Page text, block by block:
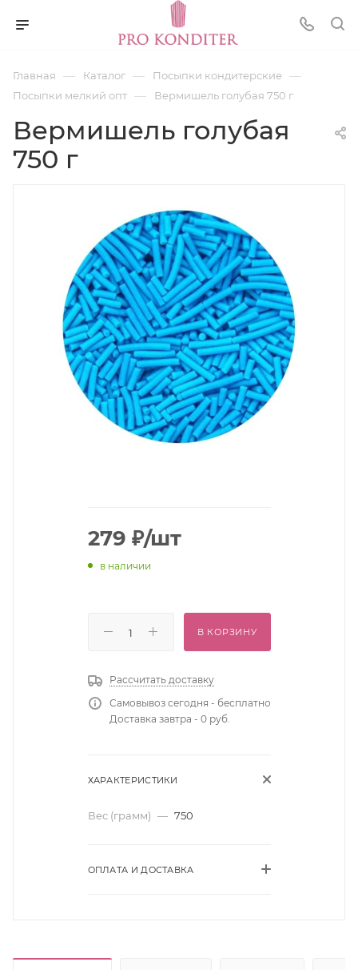
Главная — Каталог — Посыпки кондитерские —
Посыпки мелкий опт — Вермишель голубая 750 г
Вермишель голубая
750 г
279 ₽/шт
в наличии
В КОРЗИНУ
Рассчитать доставку
Самовывоз сегодня - бесплатно
Доставка завтра - 0 руб.
ХАРАКТЕРИСТИКИ
Вес (грамм) — 750
ОПЛАТА И ДОСТАВКА